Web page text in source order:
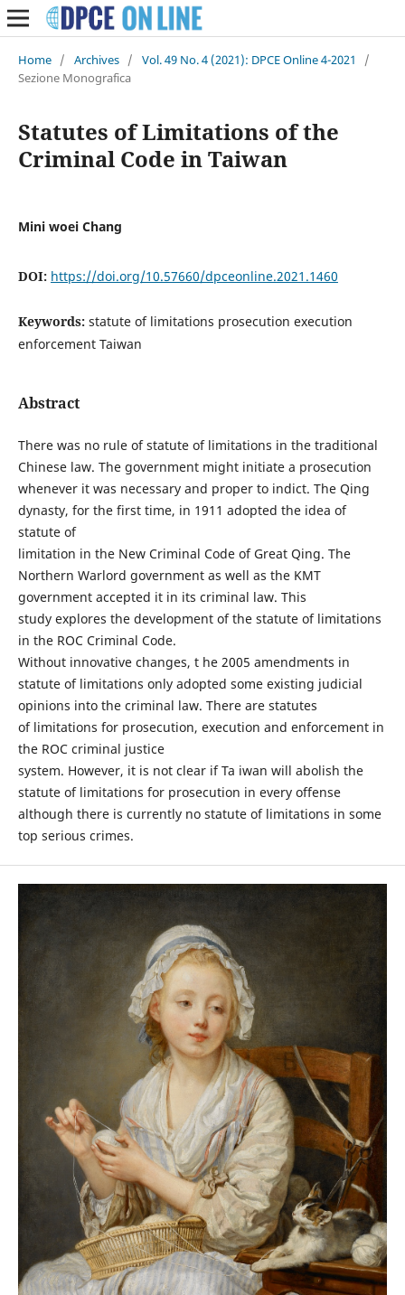
Home / Archives / Vol. 49 No. 4 (2021): DPCE Online 4-2021
/
Sezione Monografica
Statutes of Limitations of the
Criminal Code in Taiwan
Mini woei Chang
DOI: https://doi.org/10.57660/dpceonline.2021.1460
Keywords: statute of limitations prosecution execution
enforcement Taiwan
Abstract
There was no rule of statute of limitations in the traditional
Chinese law. The government might initiate a prosecution
whenever it was necessary and proper to indict. The Qing
dynasty, for the first time, in 1911 adopted the idea of
statute of
limitation in the New Criminal Code of Great Qing. The
Northern Warlord government as well as the KMT
government accepted it in its criminal law. This
study explores the development of the statute of limitations
in the ROC Criminal Code.
Without innovative changes, t he 2005 amendments in
statute of limitations only adopted some existing judicial
opinions into the criminal law. There are statutes
of limitations for prosecution, execution and enforcement in
the ROC criminal justice
system. However, it is not clear if Ta iwan will abolish the
statute of limitations for prosecution in every offense
although there is currently no statute of limitations in some
top serious crimes.